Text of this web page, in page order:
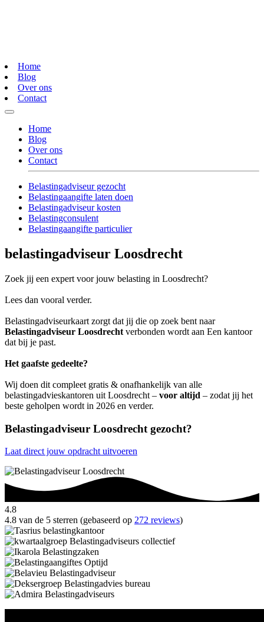
Home
Blog
Over ons
Contact
Home
Blog
Over ons
Contact
Belastingadviseur gezocht
Belastingaangifte laten doen
Belastingadviseur kosten
Belastingconsulent
Belastingaangifte particulier
belastingadviseur Loosdrecht
Zoek jij een expert voor jouw belasting in Loosdrecht?
Lees dan vooral verder.
Belastingadviseurkaart zorgt dat jij die op zoek bent naar
Belastingadviseur Loosdrecht verbonden wordt aan Een kantoor
dat bij je past.
Het gaafste gedeelte?
Wij doen dit compleet gratis & onafhankelijk van alle
belastingadvieskantoren uit Loosdrecht – voor altijd – zodat jij het
beste geholpen wordt in 2026 en verder.
Belastingadviseur Loosdrecht gezocht?
Laat direct jouw opdracht uitvoeren
4.8
4.8 van de 5 sterren (gebaseerd op 272 reviews)